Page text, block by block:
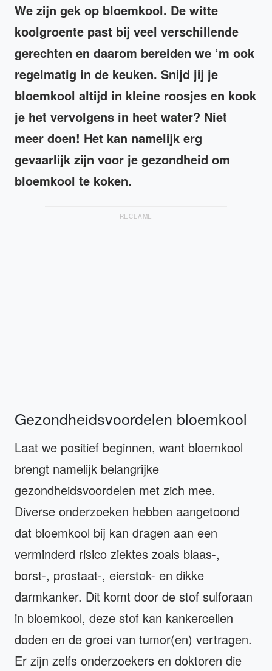
We zijn gek op bloemkool. De witte
koolgroente past bij veel verschillende
gerechten en daarom bereiden we ‘m ook
regelmatig in de keuken. Snijd jij je
bloemkool altijd in kleine roosjes en kook
je het vervolgens in heet water? Niet
meer doen! Het kan namelijk erg
gevaarlijk zijn voor je gezondheid om
bloemkool te koken.
RECLAME
Gezondheidsvoordelen bloemkool
Laat we positief beginnen, want bloemkool
brengt namelijk belangrijke
gezondheidsvoordelen met zich mee.
Diverse onderzoeken hebben aangetoond
dat bloemkool bij kan dragen aan een
verminderd risico ziektes zoals blaas-,
borst-, prostaat-, eierstok- en dikke
darmkanker. Dit komt door de stof sulforaan
in bloemkool, deze stof kan kankercellen
doden en de groei van tumor(en) vertragen.
Er zijn zelfs onderzoekers en doktoren die